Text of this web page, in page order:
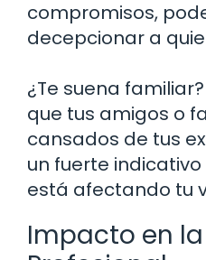
compromisos,
decepcionar a
¿Te suena
que tus amigos o
cansados de tus
un fuerte
está afectando tu
Impacto en